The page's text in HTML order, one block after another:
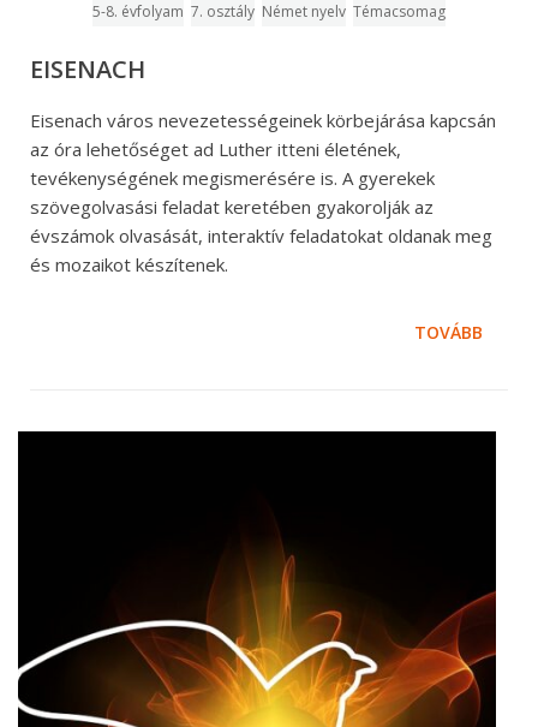
5-8. évfolyam 7. osztály Német nyelv Témacsomag
EISENACH
Eisenach város nevezetességeinek körbejárása kapcsán
az óra lehetőséget ad Luther itteni életének,
tevékenységének megismerésére is. A gyerekek
szövegolvasási feladat keretében gyakorolják az
évszámok olvasását, interaktív feladatokat oldanak meg
és mozaikot készítenek.
TOVÁBB